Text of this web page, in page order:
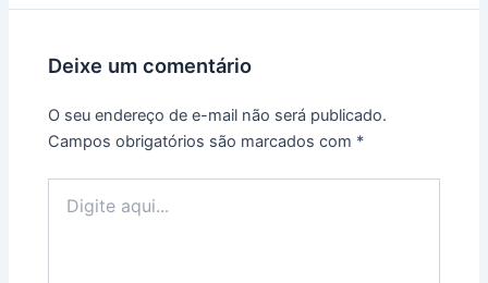
Deixe um comentário
O seu endereço de e-mail não será publicado.
Campos obrigatórios são marcados com *
aqui...